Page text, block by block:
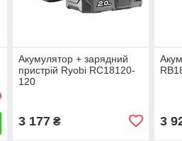
Акумулятор + зарядний
пристрій Ryobi RC18120-
120
3 177₴ 3